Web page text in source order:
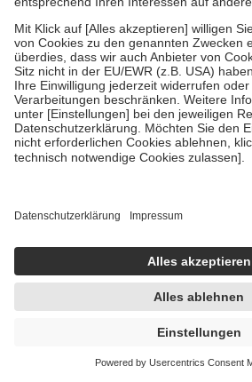
Grundsätzlich leisten Mitglieder
Prozent des Abgabepreises,mindestens
höchstens zehn Euro.Es sind jedoch nie
Kosten der Leistung zu entrichten.
Diese Regeln gelten grundsätzlich auch für
Bei Heilmitteln und häuslicher
Zuzahlung zehn Prozent der Kosten sowie
Verordnung.
Um das Engagement der Versicherten für
• Kindern und Jugendlichen bis zum
• Untersuchungen zur Vorsorge und
GKV getragen werden
• empfohlenen Schutzimpfungen
• Harn- und Blutteststreifen
Wir nutzen Trusted Shops als
Einholung von Bewertungen. Trusted